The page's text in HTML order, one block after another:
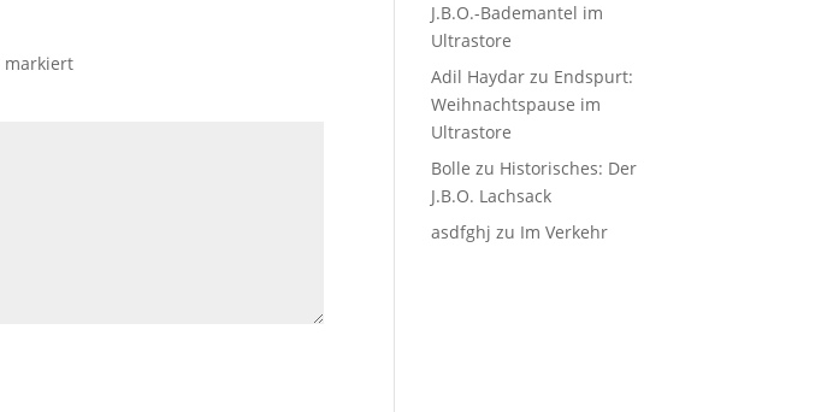
markiert
J.B.O.-Bademantel im
Ultrastore
Adil Haydar zu Endspurt:
Weihnachtspause im
Ultrastore
Bolle zu Historisches: Der
J.B.O. Lachsack
asdfghj zu Im Verkehr